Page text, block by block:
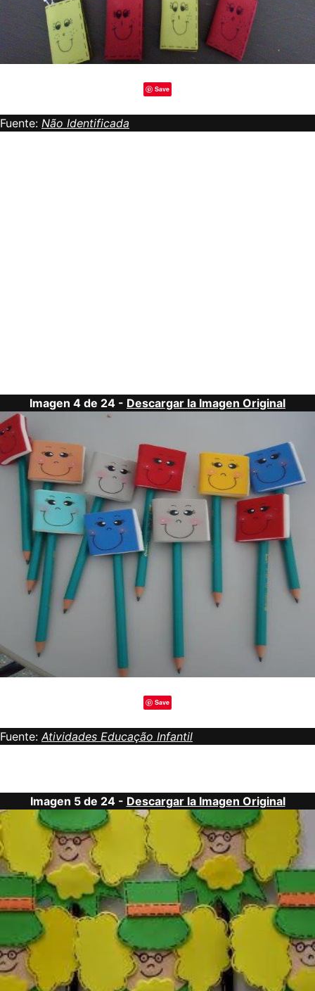
Save
Fuente: Não Identificada
Imagen 4 de 24 - Descargar la Imagen Original
Save
Fuente: Atividades Educação Infantil
Imagen 5 de 24 - Descargar la Imagen Original